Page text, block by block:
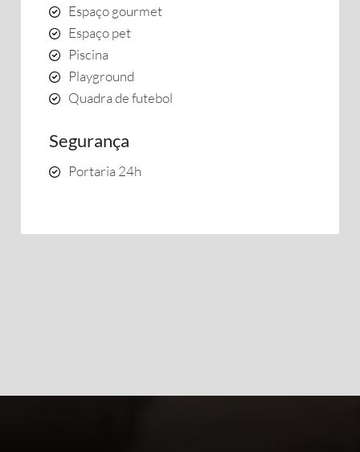
Espaço gourmet
Espaço pet
Piscina
Playground
Quadra de futebol
Segurança
Portaria 24h